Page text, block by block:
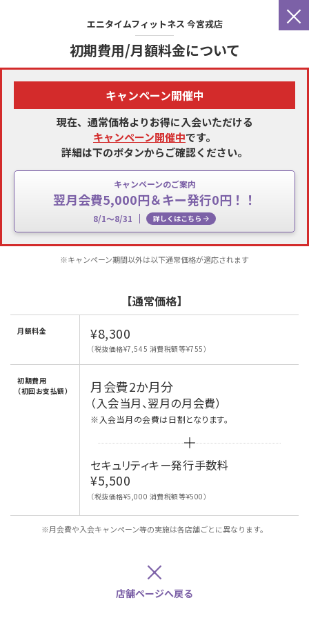
×
エニタイムフィットネス 今宮戎店
初期費用/月額料金について
キャンペーン開催中
現在、通常価格よりお得に入会いただける
キャンペーン開催中です。
詳細は下のボタンからご確認ください。
キャンペーンのご案内
翌月会費5,000円＆キー発行0円！！
8/1～8/31 詳しくはこちら
※キャンペーン期間以外は以下通常価格が適応されます
【通常価格】
月額料金 ¥8,300
（税抜価格¥7,545 消費税額等¥755）
初期費用
（初回お支払額）
月会費2か月分
（入会当月、翌月の月会費）
※入会当月の会費は日割となります。
セキュリティキー発行手数料
¥5,500
（税抜価格¥5,000 消費税額等¥500）
※月会費や入会キャンペーン等の実施は各店舗ごとに異なります。
×
店舗ページへ戻る